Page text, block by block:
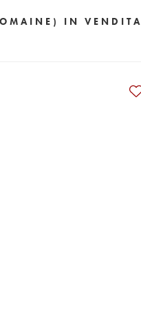
IN VENDITA